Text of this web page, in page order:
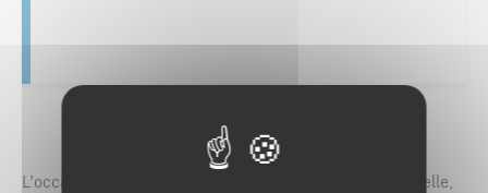
L’occasion de découvrir ce qu’est l’intelligence artificielle,